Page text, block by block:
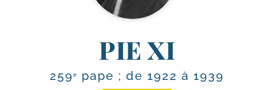
PIE XI
259ᵉ pape ; de 1922 à 1939